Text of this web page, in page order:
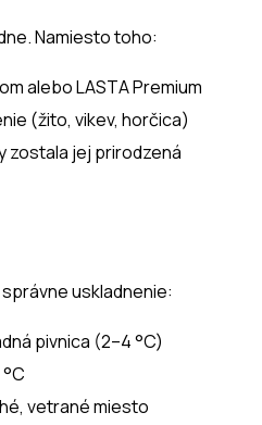
Namiesto toho:
alebo LASTA Premium
(žito, vikev, horčica)
zostala jej prirodzená
uskladnenie:
pivnica (2–4 °C)
vetrané miesto